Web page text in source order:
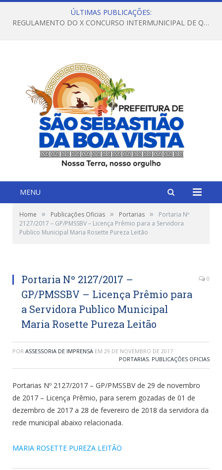
ÚLTIMAS PUBLICAÇÕES:
REGULAMENTO DO X CONCURSO INTERMUNICIPAL DE QUADRILHAS JUNINAS – 2026 – ARRAIÁ DA VENEZA
MENU
Home » Publicações Oficias » Portarias »
Portaria Nº
2127/2017 – GP/PMSSBV – Licença Prêmio para a Servidora
Publico Municipal Maria Rosette Pureza Leitão
Portaria Nº 2127/2017 –
GP/PMSSBV – Licença Prêmio para
a Servidora Publico Municipal
Maria Rosette Pureza Leitão
0
POR ASSESSORIA DE IMPRENSA EM 29 DE NOVEMBRO DE 2017
PORTARIAS, PUBLICAÇÕES OFICIAS
Portarias Nº 2127/2017 – GP/PMSSBV de 29 de novembro
de 2017 – Licença Prêmio, para serem gozadas de 01 de
dezembro de 2017 a 28 de fevereiro de 2018 da servidora da
rede municipal abaixo relacionada.
MARIA ROSETTE PUREZA LEITÃO